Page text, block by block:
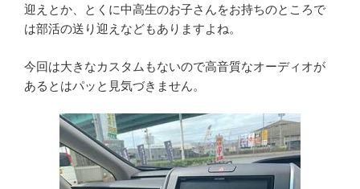
迎えとか、とくに中高生のお子さんをお持ちのところで
は部活の送り迎えなどもありますよね。
今回は大きなカスタムもないので高音質なオーディオが
あるとはパッと見気づきません。